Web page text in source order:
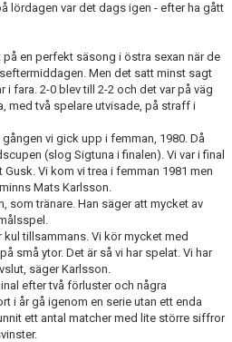
lördagen var det dags igen - efter ha gått
en perfekt säsong i östra sexan när de
Men det satt minst sagt
i fara. 2-0 blev till 2-2 och det var på väg
med två spelare utvisade, på straff i
vi gick upp i femman, 1980. Då
(slog Sigtuna i finalen). Vi var i final
Vi kom vi trea i femman 1981 men
Mats Karlsson.
som tränare. Han säger att mycket av
tillsammans. Vi kör mycket med
små ytor. Det är så vi har spelat. Vi har
säger Karlsson.
efter två förluster och några
i år gå igenom en serie utan ett enda
ett antal matcher med lite större siffror